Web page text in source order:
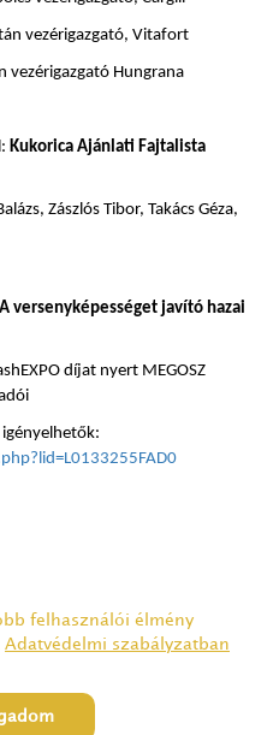
vezérigazgató, Vitafort
vezérigazgató Hungrana
Kukorica Ajánlati Fajtalista
Zászlós Tibor, Takács Géza,
A versenyképességet javító hazai
díjat nyert MEGOSZ
igényelhetők:
4. | Tel.: 332-23-30 | Email:
felhasználói élmény
Adatvédelmi szabályzatban